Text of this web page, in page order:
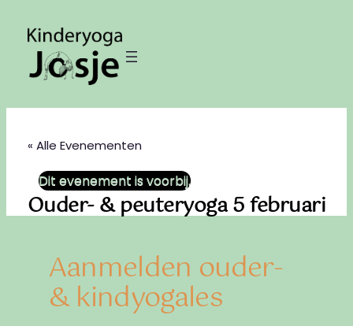
« Alle Evenementen
Dit evenement is voorbij.
Ouder- & peuteryoga 5 februari
Aanmelden ouder-
& kindyogales